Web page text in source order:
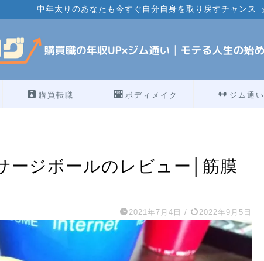
中年太りのあなたも今すぐ自分自身を取り戻すチャンス
購買転職 ボディメイク ジム通い
ージボールのレビュー│筋膜
2021年7月4日 / 2022年9月5日